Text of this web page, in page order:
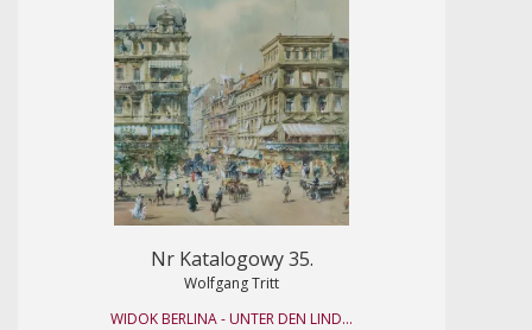
Nr Katalogowy 35.
Wolfgang Tritt
WIDOK BERLINA - UNTER DEN LIND...